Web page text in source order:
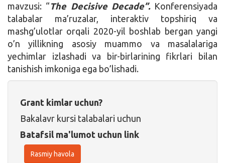
mavzusi: “ The Decisive Decade”.Konferensiyada
talabalar ma’ruzalar, interaktiv topshiriq va
mashg’ulotlar orqali 2020-yil boshlab bergan yangi
o’n yillikning asosiy muammo va masalalariga
yechimlar izlashadi va bir-birlarining fikrlari bilan
tanishish imkoniga ega bo’lishadi.
Grant kimlar uchun?
Bakalavr kursi talabalari uchun
Batafsil ma'lumot uchun link
Rasmiy havola